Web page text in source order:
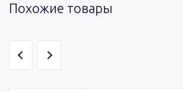
Похожие товары